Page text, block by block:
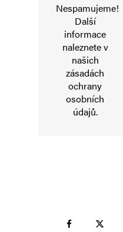
Nespamujeme!
Další
informace
naleznete v
našich
zásadách
ochrany
osobních
údajů.